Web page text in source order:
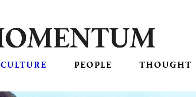
CULTURE PEOPLE THOUGHT